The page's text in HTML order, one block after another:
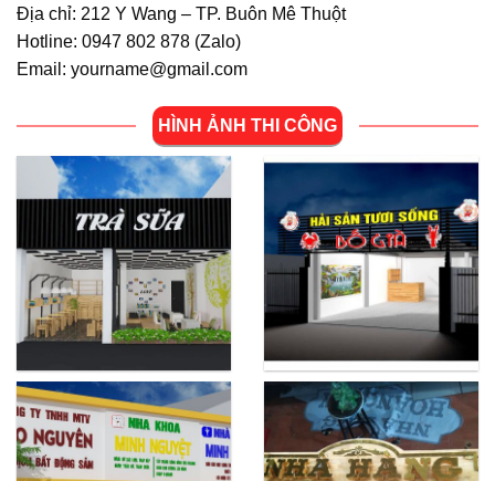
Địa chỉ: 212 Y Wang – TP. Buôn Mê Thuột
Hotline: 0947 802 878 (Zalo)
Email: yourname@gmail.com
HÌNH ẢNH THI CÔNG